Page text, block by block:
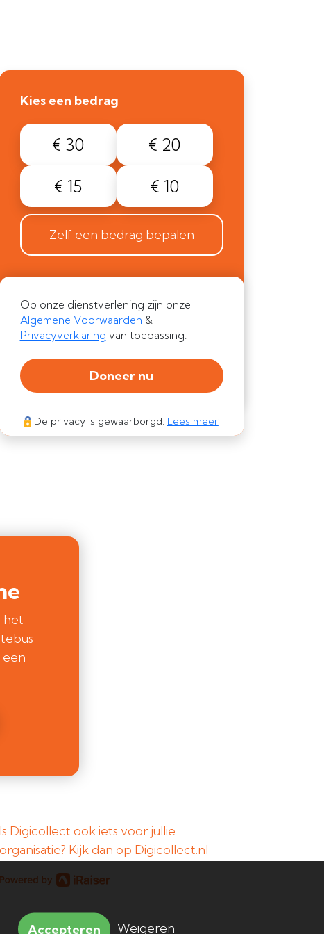
Kies een bedrag
€ 30
€ 20
€ 15
€ 10
Zelf een bedrag bepalen
Op onze dienstverlening zijn onze
Algemene Voorwaarden &
Privacyverklaring van toepassing.
Doneer nu
De privacy is gewaarborgd. Lees meer
het
een
Is Digicollect ook iets voor jullie
organisatie? Kijk dan op Digicollect.nl
Accepteren Weigeren